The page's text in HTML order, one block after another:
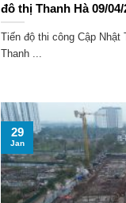
đô thị Thanh Hà 09/
Tiến độ thi công Cập
Thanh ...
29
Jan